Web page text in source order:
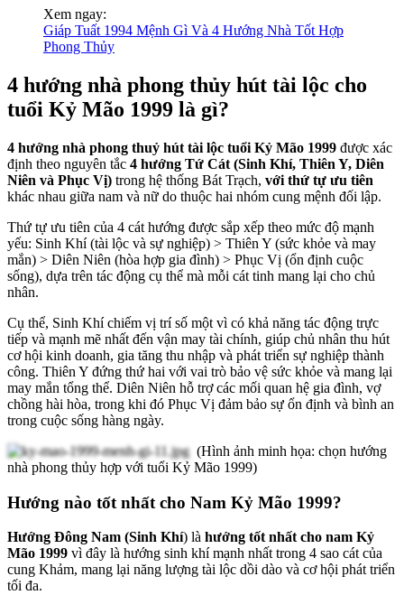
Xem ngay:
Giáp Tuất 1994 Mệnh Gì Và 4 Hướng Nhà Tốt Hợp
Phong Thủy
4 hướng nhà phong thủy hút tài lộc cho
tuổi Kỷ Mão 1999 là gì?
4 hướng nhà phong thuỷ hút tài lộc tuổi Kỷ Mão 1999 được xác
định theo nguyên tắc 4 hướng Tứ Cát (Sinh Khí, Thiên Y, Diên
Niên và Phục Vị) trong hệ thống Bát Trạch, với thứ tự ưu tiên
khác nhau giữa nam và nữ do thuộc hai nhóm cung mệnh đối lập.
Thứ tự ưu tiên của 4 cát hướng được sắp xếp theo mức độ mạnh
yếu: Sinh Khí (tài lộc và sự nghiệp) > Thiên Y (sức khỏe và may
mắn) > Diên Niên (hòa hợp gia đình) > Phục Vị (ổn định cuộc
sống), dựa trên tác động cụ thể mà mỗi cát tinh mang lại cho chủ
nhân.
Cụ thể, Sinh Khí chiếm vị trí số một vì có khả năng tác động trực
tiếp và mạnh mẽ nhất đến vận may tài chính, giúp chủ nhân thu hút
cơ hội kinh doanh, gia tăng thu nhập và phát triển sự nghiệp thành
công. Thiên Y đứng thứ hai với vai trò bảo vệ sức khỏe và mang lại
may mắn tổng thể. Diên Niên hỗ trợ các mối quan hệ gia đình, vợ
chồng hài hòa, trong khi đó Phục Vị đảm bảo sự ổn định và bình an
trong cuộc sống hàng ngày.
(Hình ảnh minh họa: chọn hướng
nhà phong thủy hợp với tuổi Kỷ Mão 1999)
Hướng nào tốt nhất cho Nam Kỷ Mão 1999?
Hướng Đông Nam (Sinh Khí) là hướng tốt nhất cho nam Kỷ
Mão 1999 vì đây là hướng sinh khí mạnh nhất trong 4 sao cát của
cung Khảm, mang lại năng lượng tài lộc dồi dào và cơ hội phát triển
tối đa.